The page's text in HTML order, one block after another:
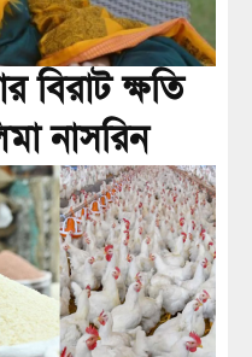
বিরাট ক্ষতি
নাসরিন